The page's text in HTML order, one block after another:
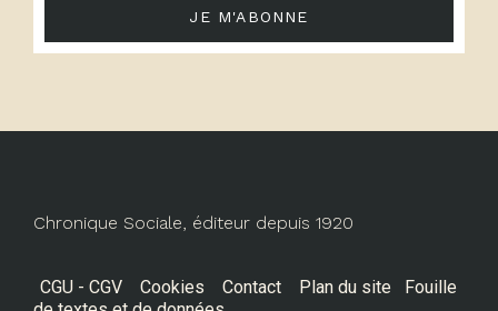
JE M'ABONNE
Chronique Sociale, éditeur depuis 1920
CGU - CGV Cookies Contact Plan du site
Fouille